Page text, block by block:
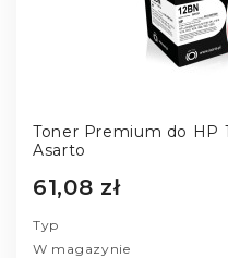
Toner Premium do HP
Asarto
61,08 zł
Typ
W magazynie